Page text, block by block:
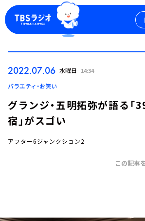
ログイン
2022.07.06 水曜日 14:34
バラエティ・お笑い
グランジ・五明拓弥が語る「
宿」がスゴい
アフター6ジャンクション2
この記事